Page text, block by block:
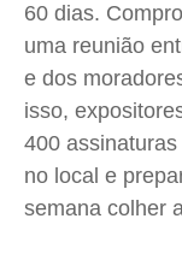
Privacidade
Privacidade
Privacidade
Privacidade
60 dias.
uma reunião
e dos
isso,
400
no local e
semana colher